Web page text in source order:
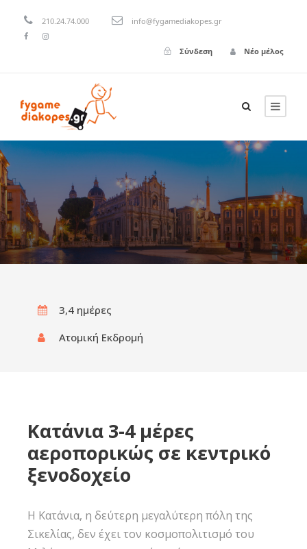
210.24.74.000 info@fygamediakopes.gr
Σύνδεση Νέο μέλος
3,4 ημέρες‎
Ατομική Εκδρομή
Κατάνια 3-4 μέρες
αεροπορικώς σε κεντρικό
ξενοδοχείο
Η Κατάνια, η δεύτερη μεγαλύτερη πόλη της
Σικελίας, δεν έχει τον κοσμοπολιτισμό του